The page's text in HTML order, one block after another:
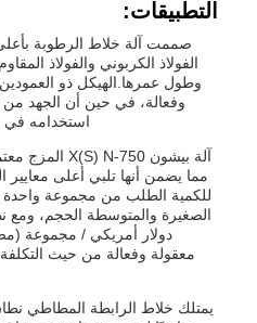
التطبيقات:
صممت آلة خلاط الرطوبة
الفولاذ الكربوني والفولاذ
وطول عمرها.الهيكل ذو
استخدامه في
مما يضمن أنها تلبي أعلى معايير
للكمية الطلب من مجموعة واحدة
دولار أمريكي / مجموعة
معقولة وفعالة من حيث